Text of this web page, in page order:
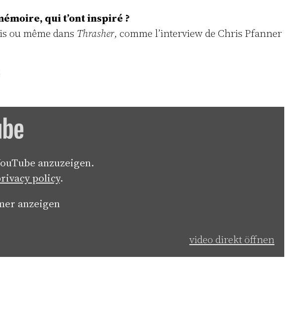
qui t’ont inspiré ?
ou même dans Thrasher, comme l’interview de Chris Pfanner
anzuzeigen.
policy.
anzeigen
video direkt öffnen